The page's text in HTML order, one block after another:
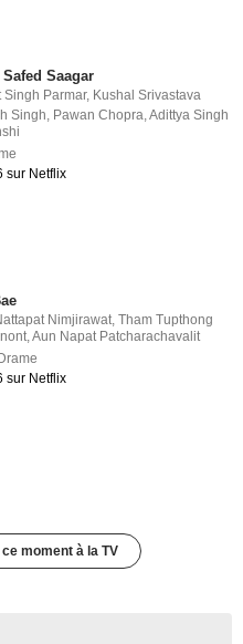
Saagar
Singh Parmar, Kushal Srivastava
Singh Pawan Chopra ,Adittya Singh
sur Netflix
Nimjirawat,Tham Tupthong
,Aun Napat Patcharachavalit
Drame
sur Netflix
moment à la TV